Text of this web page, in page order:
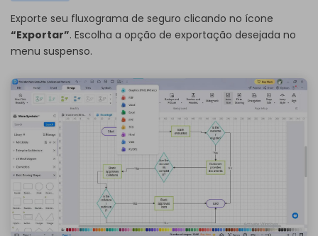
Exporte seu fluxograma de seguro clicando no ícone
“Exportar”. Escolha a opção de exportação desejada no
menu suspenso.